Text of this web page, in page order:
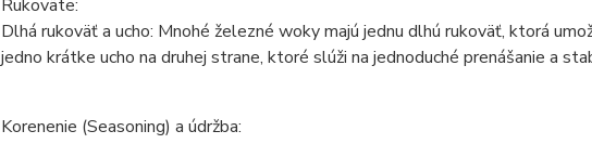
Rukoväte:
Dlhá rukoväť a ucho: Mnohé železné woky majú jednu dlhú rukoväť, ktorá
jedno krátke ucho na druhej strane, ktoré slúži na jednoduché prenášanie a
Korenenie (Seasoning) a údržba: